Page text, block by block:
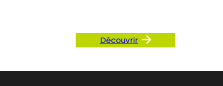
Découvrir